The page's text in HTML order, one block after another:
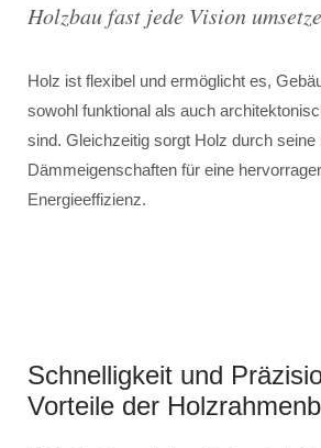
Holzbau fast jede Vision
Holz ist flexibel und ermöglicht es,
sowohl funktional als auch
sind. Gleichzeitig sorgt Holz durch seine
Dämmeigenschaften für eine
Energieeffizienz.
Schnelligkeit und
Vorteile der